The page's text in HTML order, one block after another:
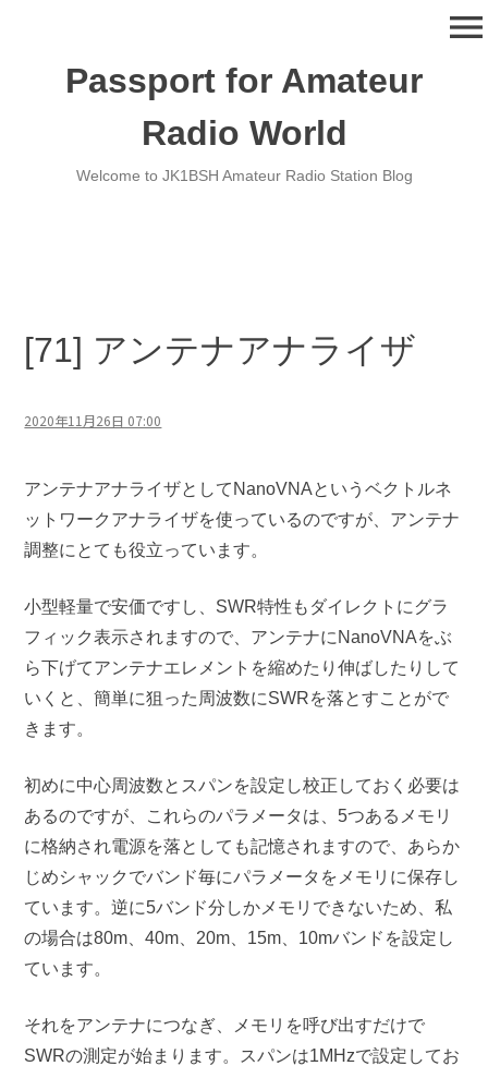
Passport for Amateur
Radio World
Welcome to JK1BSH Amateur Radio Station Blog
menu
[71] アンテナアナライザ
2020年11月26日 07:00
アンテナアナライザとしてNanoVNAというベクトルネ
ットワークアナライザを使っているのですが、アンテナ
調整にとても役立っています。
小型軽量で安価ですし、SWR特性もダイレクトにグラ
フィック表示されますので、アンテナにNanoVNAをぶ
ら下げてアンテナエレメントを縮めたり伸ばしたりして
いくと、簡単に狙った周波数にSWRを落とすことがで
きます。
初めに中心周波数とスパンを設定し校正しておく必要は
あるのですが、これらのパラメータは、5つあるメモリ
に格納され電源を落としても記憶されますので、あらか
じめシャックでバンド毎にパラメータをメモリに保存し
ています。逆に5バンド分しかメモリできないため、私
の場合は80m、40m、20m、15m、10mバンドを設定し
ています。
それをアンテナにつなぎ、メモリを呼び出すだけで
SWRの測定が始まります。スパンは1MHzで設定してお